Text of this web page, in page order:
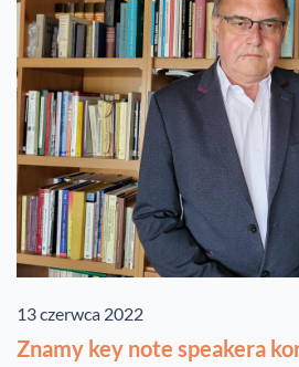
13 czerwca 2022
Znamy key note speakera